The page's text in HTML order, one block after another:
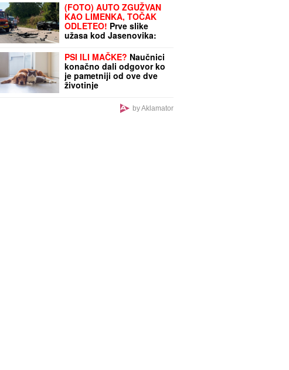
(FOTO) AUTO ZGUŽVAN
KAO LIMENKA, TOČAK
ODLETEO! Prve slike
užasa kod Jasenovika:
mesta, sumnja se da ima
teško povređenih
PSI ILI MAČKE? Naučnici
konačno dali odgovor ko
je pametniji od ove dve
životinje
by Aklamator